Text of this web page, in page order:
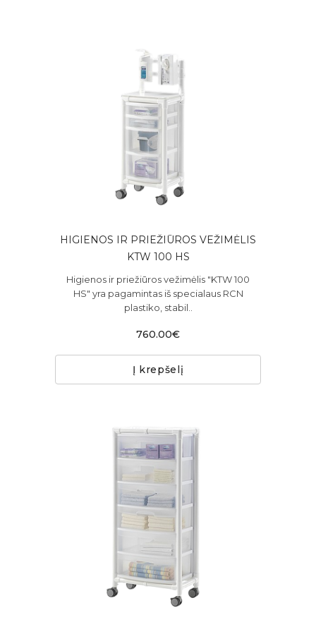
HIGIENOS IR PRIEŽIŪROS VEŽIMĖLIS
KTW 100 HS
Higienos ir priežiūros vežimėlis "KTW 100
HS" yra pagamintas iš specialaus RCN
plastiko, stabil..
760.00€
Į krepšelį